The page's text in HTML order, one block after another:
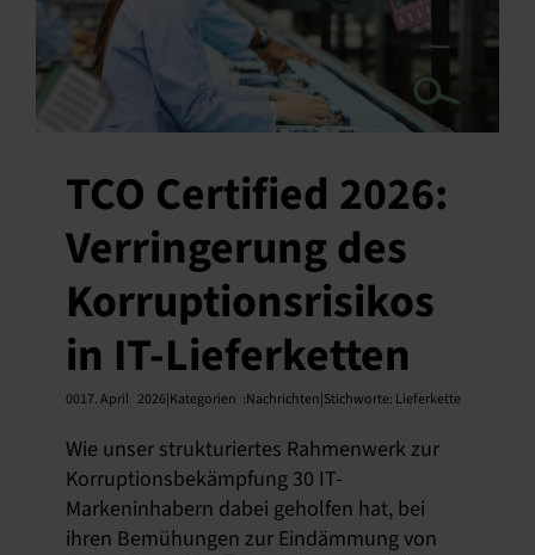
TCO Certified 2026:
Verringerung des
Korruptionsrisikos
in IT-Lieferketten
0017. April 2026|Kategorien :Nachrichten|Stichworte: Lieferkette
Wie unser strukturiertes Rahmenwerk zur
Korruptionsbekämpfung 30 IT-
Markeninhabern dabei geholfen hat, bei
ihren Bemühungen zur Eindämmung von